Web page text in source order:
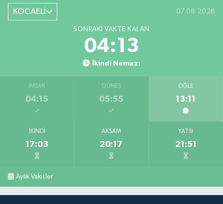
KOCAELİ 07.08.2026
SONRAKI VAKTE KALAN
04:12
İkindi Namazı
İMSAK
04:15
GÜNEŞ
05:55
ÖĞLE
13:11
İKINDI
17:03
AKŞAM
20:17
YATSI
21:51
Aylık Vakitler